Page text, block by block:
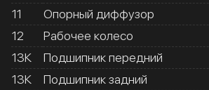
11
Опорный диффузор
12
Рабочее колесо
13К
Подшипник передний
13К
Подшипник задний